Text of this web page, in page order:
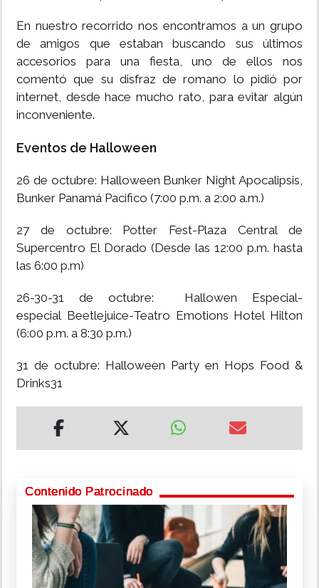
En nuestro recorrido nos encontramos a un grupo
de amigos que estaban buscando sus últimos
accesorios para una fiesta, uno de ellos nos
comentó que su disfraz de romano lo pidió por
internet, desde hace mucho rato, para evitar algún
inconveniente.
Eventos de Halloween
26 de octubre: Halloween Bunker Night Apocalipsis,
Bunker Panamá Pacifico (7:00 p.m. a 2:00 a.m.)
27 de octubre: Potter Fest-Plaza Central de
Supercentro El Dorado (Desde las 12:00 p.m. hasta
las 6:00 p.m)
26-30-31 de octubre: Hallowen Especial-
especial Beetlejuice-Teatro Emotions Hotel Hilton
(6:00 p.m. a 8:30 p.m.)
31 de octubre: Halloween Party en Hops Food &
Drinks31
Contenido Patrocinado